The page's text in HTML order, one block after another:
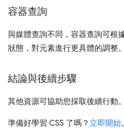
容器查詢
與媒體查詢不同，容器查詢可根
狀態，對元素進行更具體的調整。
結論與後續步驟
其他資源可協助您採取後續行動。
準備好學習 CSS 了嗎？ 立即開始。